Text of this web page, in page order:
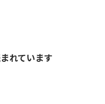
れています